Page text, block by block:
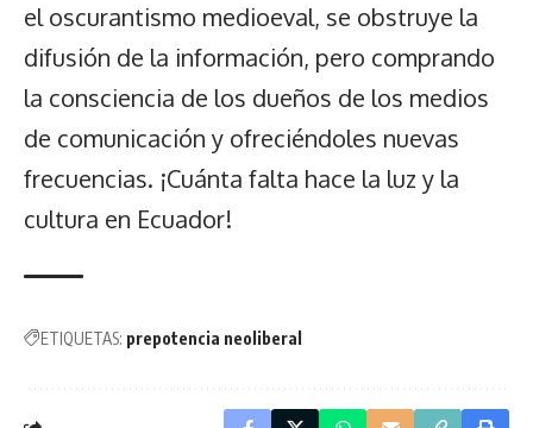
el oscurantismo medioeval, se obstruye la
difusión de la información, pero comprando
la consciencia de los dueños de los medios
de comunicación y ofreciéndoles nuevas
frecuencias. ¡Cuánta falta hace la luz y la
cultura en Ecuador!
ETIQUETAS: prepotencia neoliberal